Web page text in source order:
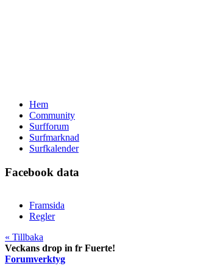
Hem
Community
Surfforum
Surfmarknad
Surfkalender
Facebook data
Framsida
Regler
« Tillbaka
Veckans drop in fr Fuerte!
Forumverktyg